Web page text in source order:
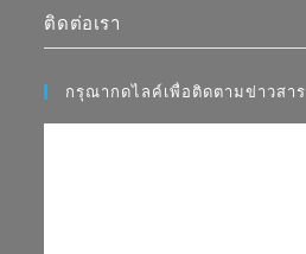
ติดต่อเรา
กรุณากดไลค์เพื่อติดตามข่าวสาร